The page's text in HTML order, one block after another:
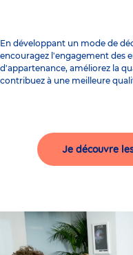
En développant un mode de
encouragez l'engagement des
d'appartenance, améliorez la
contribuez à une meilleure
Je découvre